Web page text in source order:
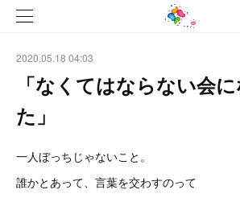
2020.05.18 04:03
「なくてはならない会
た」
一人ぼっちじゃないこと。
誰かとあって、言葉を交わすのって